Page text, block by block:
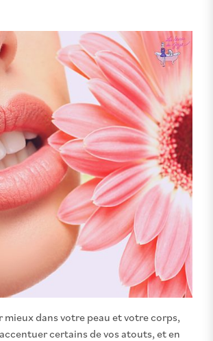
mieux dans votre peau et votre corps,
certains de vos atouts, et en